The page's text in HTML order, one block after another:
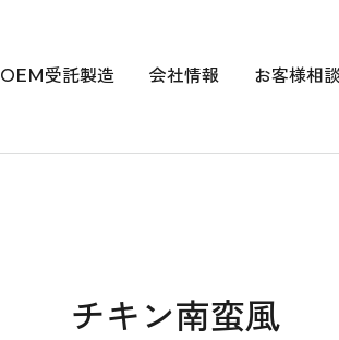
OEM受託製造 会社情報 お客様相
チキン南蛮風